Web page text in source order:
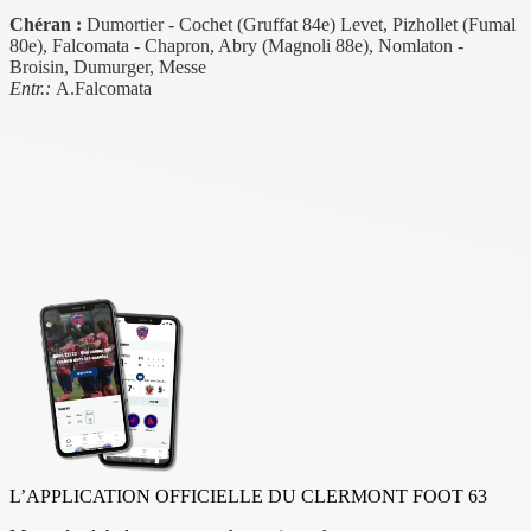
Chéran : Dumortier - Cochet (Gruffat 84e) Levet, Pizhollet (Fumal
80e), Falcomata - Chapron, Abry (Magnoli 88e), Nomlaton -
Broisin, Dumurger, Messe
Entr.: A.Falcomata
L’APPLICATION OFFICIELLE DU CLERMONT FOOT 63